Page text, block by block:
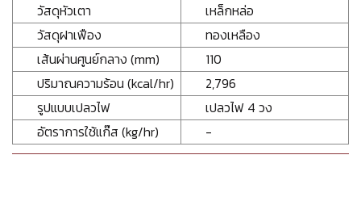
วัสดุหัวเตา
เหล็กหล่อ
วัสดุฝาเฟือง
ทองเหลือง
เส้นผ่านศูนย์กลาง (mm)
110
ปริมาณความร้อน (kcal/hr)
2,796
รูปแบบเปลวไฟ
เปลวไฟ 4 วง
อัตราการใช้แก๊ส (kg/hr)
-